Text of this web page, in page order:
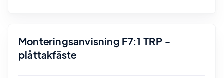
Monteringsanvisning F7:1 TRP -
plåttakfäste